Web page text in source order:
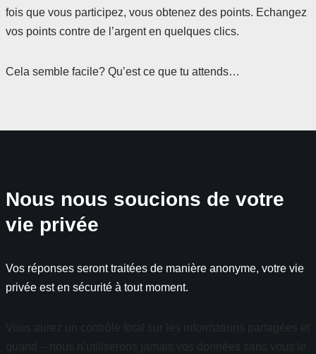
fois que vous participez, vous obtenez des points. Echangez
vos points contre de l’argent en quelques clics.
Cela semble facile? Qu’est ce que tu attends…
Nous nous soucions de votre
vie privée
Vos réponses seront traitées de manière anonyme, votre vie
privée est en sécurité à tout moment.
Vous aurez un contrôle total sur les informations partagées et
quand – nous n’utiliserons jamais vos données sans vous le